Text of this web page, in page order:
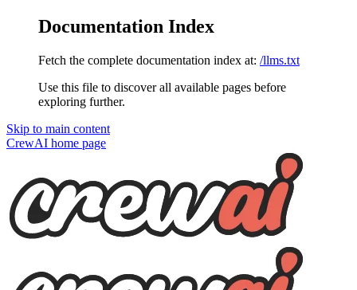
Documentation Index
Fetch the complete documentation index at: /llms.txt
Use this file to discover all available pages before
exploring further.
Skip to main content
CrewAI home page